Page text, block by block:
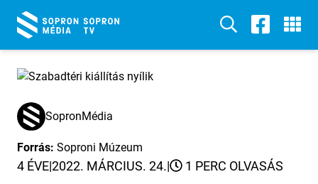
SopronMédia
Forrás: Soproni Múzeum
4 ÉVE|2022. MÁRCIUS. 24.| 1 PERC OLVASÁS